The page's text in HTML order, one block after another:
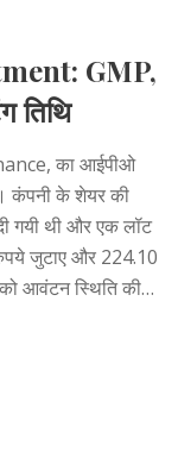
GMP,
तिथि
का आईपीओ
कंपनी के शेयर की
गयी थी और एक लॉट
जुटाए और 224.10
आवंटन स्थिति की